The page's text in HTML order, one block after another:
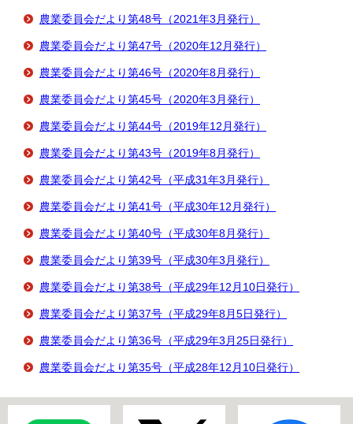
農業委員会だより第48号（2021年3月発行）
農業委員会だより第47号（2020年12月発行）
農業委員会だより第46号（2020年8月発行）
農業委員会だより第45号（2020年3月発行）
農業委員会だより第44号（2019年12月発行）
農業委員会だより第43号（2019年8月発行）
農業委員会だより第42号（平成31年3月発行）
農業委員会だより第41号（平成30年12月発行）
農業委員会だより第40号（平成30年8月発行）
農業委員会だより第39号（平成30年3月発行）
農業委員会だより第38号（平成29年12月10日発行）
農業委員会だより第37号（平成29年8月5日発行）
農業委員会だより第36号（平成29年3月25日発行）
農業委員会だより第35号（平成28年12月10日発行）